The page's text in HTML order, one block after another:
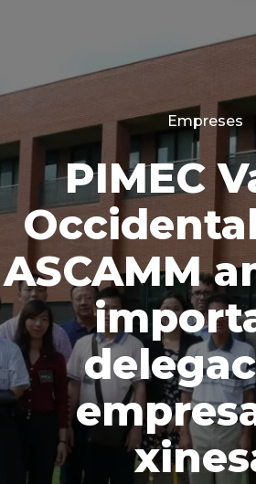
Empreses
PIMEC
ASCAMM